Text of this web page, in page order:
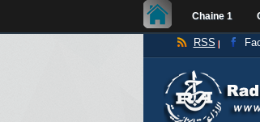
Chaine 1
RSS